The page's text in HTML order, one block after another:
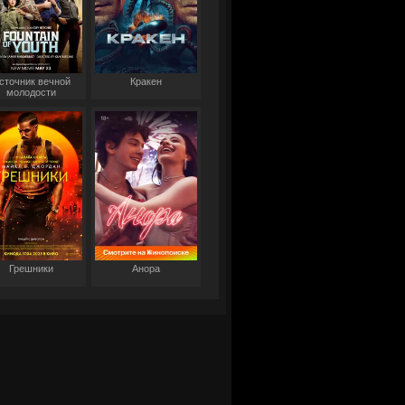
вечной
молодости
Кракен
Грешники Анора